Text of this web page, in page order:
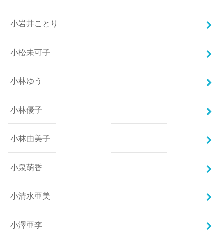
小岩井ことり
小松未可子
小林ゆう
小林優子
小林由美子
小泉萌香
小清水亜美
小澤亜李